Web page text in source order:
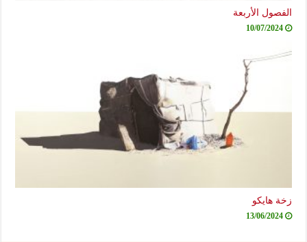
الأربعة
10/07/2024
هايكو
13/06/2024